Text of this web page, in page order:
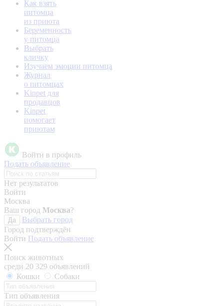
Как взять
питомца
из приюта
Беременность
у питомца
Выбрать
кличку
Изучаем эмоции питомца
Журнал
о питомцах
Kinpet для
продавцов
Kinpet
помогает
приютам
Войти в профиль
Подать объявление
Нет результатов
Войти
Москва
Ваш город Москва?
Да
Выбрать город
Город подтверждён
Войти Подать объявление
Поиск животных
среди 20 329 объявлений
Кошки
Собаки
Тип объявления